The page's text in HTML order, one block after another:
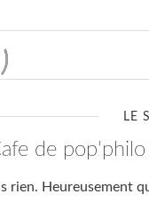
LE
cafe de
rien. Heureusement